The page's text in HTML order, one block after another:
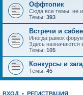
Оффтопик
Сюда все темы, не
Темы: 393
Встречи и
Иногда рамок
Здесь назначаются
Темы: 105
Конкурсы и
Темы: 45
ВХОД • РЕГИСТРАЦИЯ